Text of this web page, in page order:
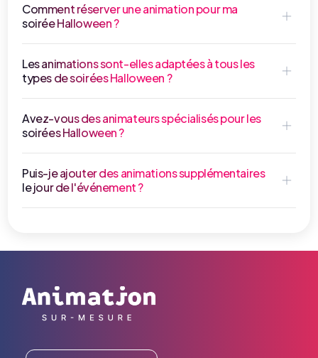
Comment réserver une animation pour ma
soirée Halloween ?
Les animations sont-elles adaptées à tous les
types de soirées Halloween ?
Avez-vous des animateurs spécialisés pour les
soirées Halloween ?
Puis-je ajouter des animations supplémentaires
le jour de l'événement ?